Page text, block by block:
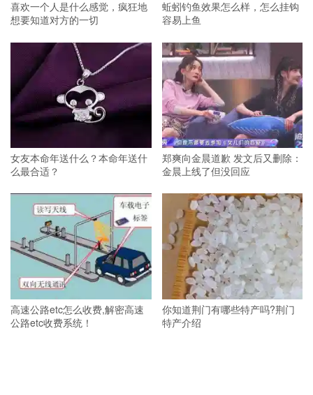
喜欢一个人是什么感觉，疯狂地
想要知道对方的一切
蚯蚓钓鱼效果怎么样，怎么挂钩
容易上鱼
女友本命年送什么？本命年送什
么最合适？
郑爽向金晨道歉 发文后又删除：
金晨上线了但没回应
高速公路etc怎么收费,解密高速
公路etc收费系统！
你知道荆门有哪些特产吗?荆门
特产介绍